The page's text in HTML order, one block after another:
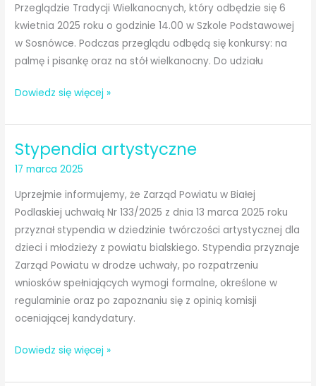
Przeglądzie Tradycji Wielkanocnych, który odbędzie się 6
kwietnia 2025 roku o godzinie 14.00 w Szkole Podstawowej
w Sosnówce. Podczas przeglądu odbędą się konkursy: na
palmę i pisankę oraz na stół wielkanocny. Do udziału
XI
Przegląd
Tradycji
Wielkanocnych
zaproszenie
Dowiedz się więcej »
Stypendia artystyczne
17 marca 2025
Uprzejmie informujemy, że Zarząd Powiatu w Białej
Podlaskiej uchwałą Nr 133/2025 z dnia 13 marca 2025 roku
przyznał stypendia w dziedzinie twórczości artystycznej dla
dzieci i młodzieży z powiatu bialskiego. Stypendia przyznaje
Zarząd Powiatu w drodze uchwały, po rozpatrzeniu
wniosków spełniających wymogi formalne, określone w
regulaminie oraz po zapoznaniu się z opinią komisji
oceniającej kandydatury.
Stypendia
Dowiedz się więcej »